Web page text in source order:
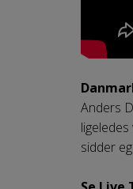
Anders
sidder